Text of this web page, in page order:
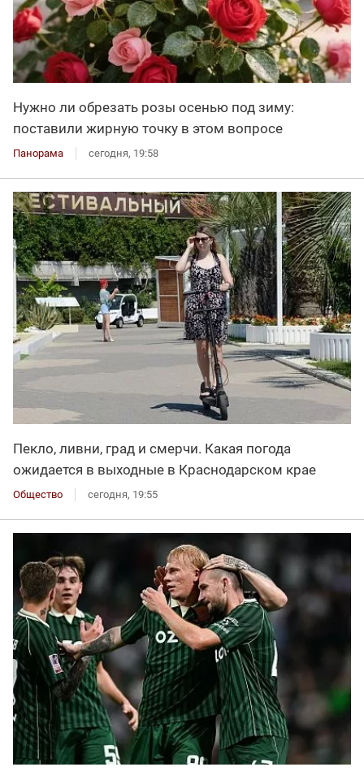
Нужно ли обрезать розы осенью под зиму:
поставили жирную точку в этом вопросе
Панорама сегодня, 19:58
Пекло, ливни, град и смерчи. Какая погода
ожидается в выходные в Краснодарском крае
Общество сегодня, 19:55